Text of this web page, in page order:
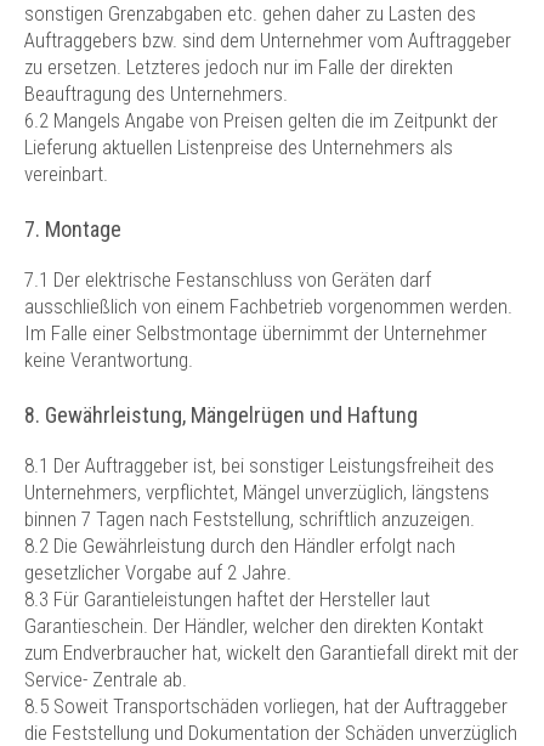
sonstigen Grenzabgaben etc. gehen daher zu Lasten des
Auftraggebers bzw. sind dem Unternehmer vom Auftraggeber
zu ersetzen. Letzteres jedoch nur im Falle der direkten
Beauftragung des Unternehmers.
6.2 Mangels Angabe von Preisen gelten die im Zeitpunkt der
Lieferung aktuellen Listenpreise des Unternehmers als
vereinbart.
7. Montage
7.1 Der elektrische Festanschluss von Geräten darf
ausschließlich von einem Fachbetrieb vorgenommen werden.
Im Falle einer Selbstmontage übernimmt der Unternehmer
keine Verantwortung.
8. Gewährleistung, Mängelrügen und Haftung
8.1 Der Auftraggeber ist, bei sonstiger Leistungsfreiheit des
Unternehmers, verpflichtet, Mängel unverzüglich, längstens
binnen 7 Tagen nach Feststellung, schriftlich anzuzeigen.
8.2 Die Gewährleistung durch den Händler erfolgt nach
gesetzlicher Vorgabe auf 2 Jahre.
8.3 Für Garantieleistungen haftet der Hersteller laut
Garantieschein. Der Händler, welcher den direkten Kontakt
zum Endverbraucher hat, wickelt den Garantiefall direkt mit der
Service- Zentrale ab.
8.5 Soweit Transportschäden vorliegen, hat der Auftraggeber
die Feststellung und Dokumentation der Schäden unverzüglich